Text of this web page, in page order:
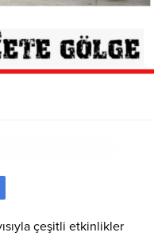
çeşitli etkinlikler